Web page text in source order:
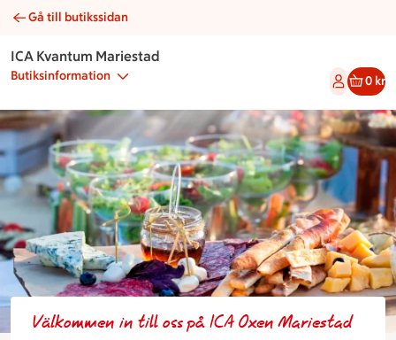
Beställ din catering hos ICA Kvantum Mariestad i Mariestad
Gå till butikssidan
ICA Kvantum Mariestad
Butiksinformation 0 kr
Välkommen in till oss på ICA Oxen Mariestad